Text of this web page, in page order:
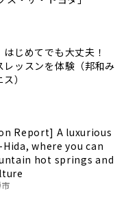
はじめてでも大丈夫！
レッスンを体験（邦和み
）
Report] A luxurious
where you can
hot springs and